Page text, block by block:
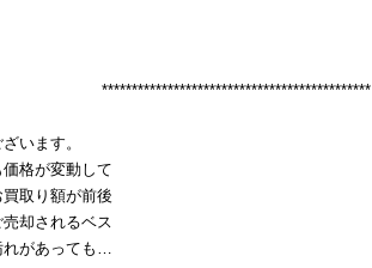
*********************************************
います。
格が変動して
取り額が前後
却されるベス
があっても…